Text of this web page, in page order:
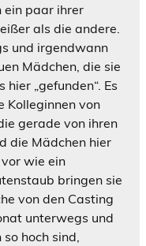
ein paar ihrer
als die andere.
und irgendwann
Mädchen, die sie
„gefunden“. Es
Kolleginnen von
gerade von ihren
die Mädchen hier
wie ein
bringen sie
von den Casting
unterwegs und
hoch sind,